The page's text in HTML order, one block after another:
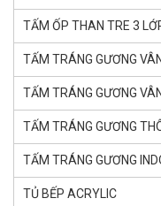
TẤM ỐP THAN TRE 3
TẤM TRÁNG GƯƠNG
TẤM TRÁNG GƯƠNG
TẤM TRÁNG GƯƠNG
TẤM TRÁNG GƯƠNG
TỦ BẾP ACRYLIC